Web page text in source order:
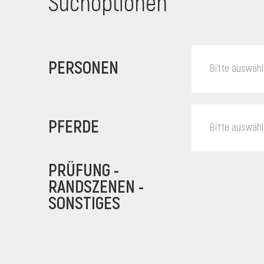
PERSONEN Bitte
PFERDE Bitte
PRÜFUNG -
RANDSZENEN -
SONSTIGES